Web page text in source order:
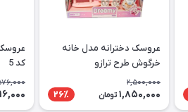
عروسک دخترانه مدل خانه
خرگوش طرح ترازو
2,500,000
1,850,000 تومان 26٪
کد 5